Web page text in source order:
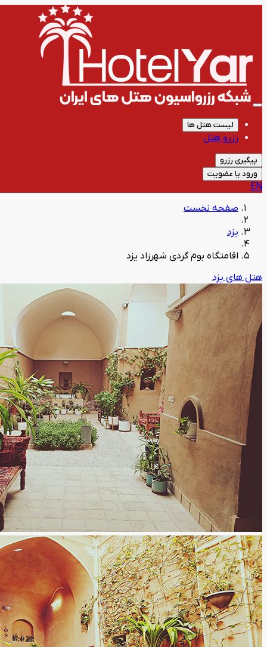
لیست هتل ها
رزرو هتل
پیگیری رزرو
ورود یا عضویت
EN
صفحه نخست
یزد
اقامتگاه بوم گردی شهرزاد یزد
هتل های یزد